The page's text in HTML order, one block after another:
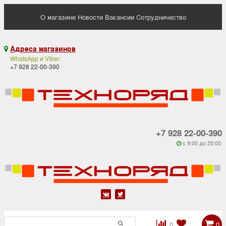
О магазине Новости Вакансии Сотрудничество
 Адреса магазинов
WhatsApp и Viber:
+7 928 22-00-390
+7 928 22-00-390
 c 9:00 до 20:00
 


